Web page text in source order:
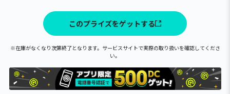
このプライズをゲットする
※在庫がなくなり次第終了となります。サービスサイトで実際の取り扱いを確認してくださ
い。